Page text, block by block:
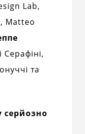
Lab,
Matteo
Серафіні,
та
серйозно